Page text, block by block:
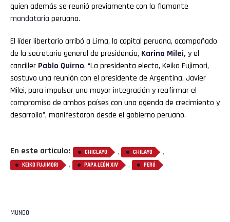
quien además se reunió previamente con la flamante
mandataria peruana.
El líder libertario arribó a Lima, la capital peruana, acompañado
de la secretaria general de presidencia, Karina Milei, y el
canciller Pablo Quirno. “La presidenta electa, Keiko Fujimori,
sostuvo una reunión con el presidente de Argentina, Javier
Milei, para impulsar una mayor integración y reafirmar el
compromiso de ambos países con una agenda de crecimiento y
desarrollo”, manifestaron desde el gobierno peruano.
En este artículo: CHICLAYO , CHILAYO ,
KEIKO FUJIMORI , PAPA LEÓN XIV , PERÚ
MUNDO